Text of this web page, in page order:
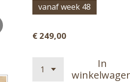
vanaf week 48
€ 249,00
In